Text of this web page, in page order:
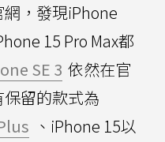
，發現iPhone
15 Pro Max都
SE 3 依然在官
留的款式為
、iPhone 15以